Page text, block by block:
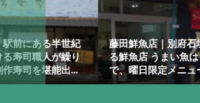
にあ
の店
も...
御宿料亭 春光園（しゅんこ
うえん）｜臼杵のお城下で
武士の息吹を体感 400年の...